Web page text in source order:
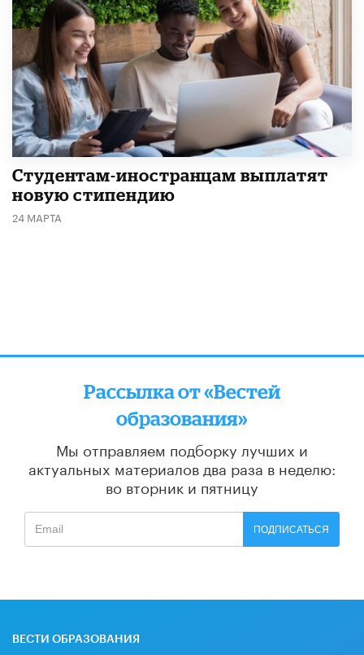
Студентам-иностранцам выплатят
новую стипендию
24 МАРТА
Рассылка от «Вестей
образования»
Мы отправляем подборку лучших и
актуальных материалов два раза в неделю:
во вторник и пятницу
ПОДПИСАТЬСЯ
ВЕСТИ ОБРАЗОВАНИЯ